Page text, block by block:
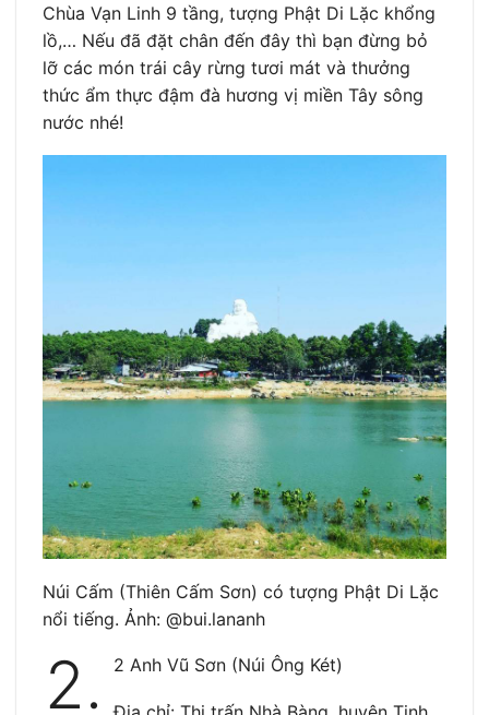
Chùa Vạn Linh 9 tầng, tượng Phật Di Lặc khổng
lồ,… Nếu đã đặt chân đến đây thì bạn đừng bỏ
lỡ các món trái cây rừng tươi mát và thưởng
thức ẩm thực đậm đà hương vị miền Tây sông
nước nhé!
Núi Cấm (Thiên Cấm Sơn) có tượng Phật Di Lặc
nổi tiếng. Ảnh: @bui.lananh
2. 2 Anh Vũ Sơn (Núi Ông Két)